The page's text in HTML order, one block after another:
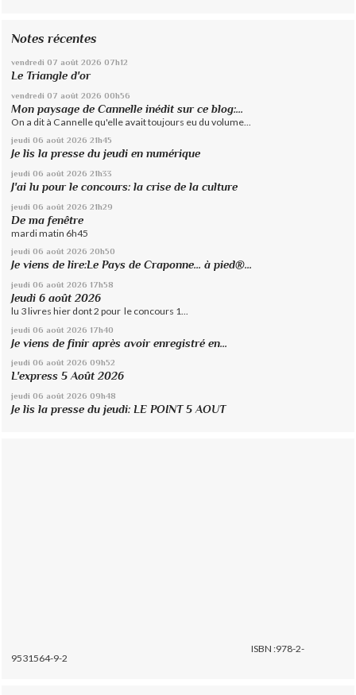
Notes récentes
vendredi 07 août 2026 07h12
Le Triangle d'or
vendredi 07 août 2026 00h56
Mon paysage de Cannelle inédit sur ce blog:...
On a dit à Cannelle qu'elle avait toujours eu du volume...
jeudi 06 août 2026 21h45
Je lis la presse du jeudi en numérique
jeudi 06 août 2026 21h33
J'ai lu pour le concours: la crise de la culture
jeudi 06 août 2026 21h29
De ma fenêtre
mardi matin 6h45
jeudi 06 août 2026 20h50
Je viens de lire:Le Pays de Craponne... à pied®...
jeudi 06 août 2026 17h58
Jeudi 6 août 2026
lu 3 livres hier dont 2 pour le concours 1...
jeudi 06 août 2026 17h40
Je viens de finir après avoir enregistré en...
jeudi 06 août 2026 09h52
L'express 5 Août 2026
jeudi 06 août 2026 09h48
Je lis la presse du jeudi: LE POINT 5 AOUT
ISBN :978-2-
9531564-9-2